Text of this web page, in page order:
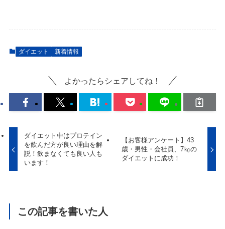
ダイエット 新着情報
よかったらシェアしてね！
ダイエット中はプロテイン
を飲んだ方が良い理由を解
説！飲まなくても良い人も
います！
【お客様アンケート】43
歳・男性・会社員、7㎏の
ダイエットに成功！
この記事を書いた人